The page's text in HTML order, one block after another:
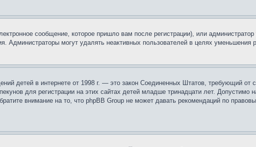
сообщение, которое пришло вам после регистрации), или
Администраторы могут удалять неактивных пользователей в целях уменьшения
детей в интернете от 1998 г. — это закон Соединенных Штатов, требующий от
для регистрации на этих сайтах детей младше тринадцати лет. Допустимо
внимание на то, что phpBB Group не может давать рекомендаций по